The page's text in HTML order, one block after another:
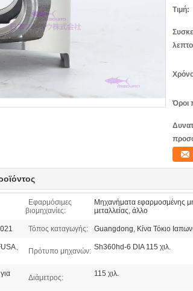
Τιμή:
Όροι
Εφαρμόσιμες
βιομηχανίες:
Μηχανήματα εφαρμοσμένης
μεταλλείας, άλλο
Τόπος καταγωγής: Guangdong, Κίνα Τόκιο
、
Πρότυπο μηχανών: Sh360hd-6 DIA 115 χιλ.
Διάμετρος: 115 χιλ.